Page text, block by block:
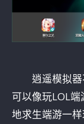
逍遥模拟
可以像玩LOL
地求生端游一